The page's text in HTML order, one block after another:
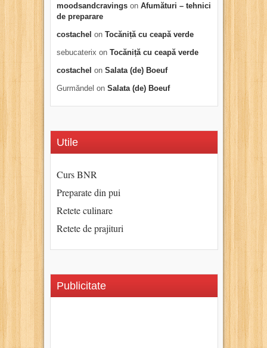
moodsandcravings on Afumături – tehnici
de preparare
costachel on Tocăniță cu ceapă verde
sebucaterix on Tocăniță cu ceapă verde
costachel on Salata (de) Boeuf
Gurmăndel on Salata (de) Boeuf
Utile
Curs BNR
Preparate din pui
Retete culinare
Retete de prajituri
Publicitate